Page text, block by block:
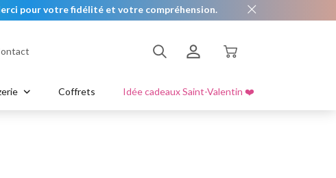
pour votre fidélité et votre compréhension.
S'enregistrer
Sacs bandoulières
Coffrets Idée cadeaux Saint-Valentin ❤️